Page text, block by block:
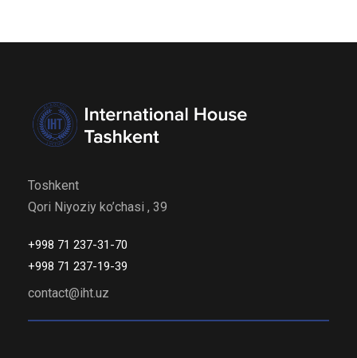
Toshkent
Qori Niyoziy ko’chasi , 39
+998 71 237-31-70
+998 71 237-19-39
contact@iht.uz